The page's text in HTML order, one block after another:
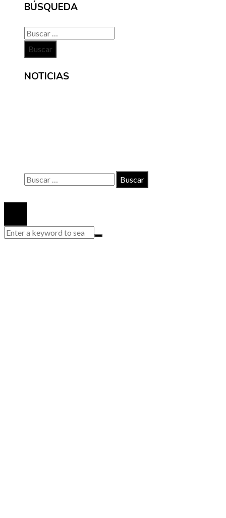
BÚSQUEDA
Buscar:
NOTICIAS
Buscar: